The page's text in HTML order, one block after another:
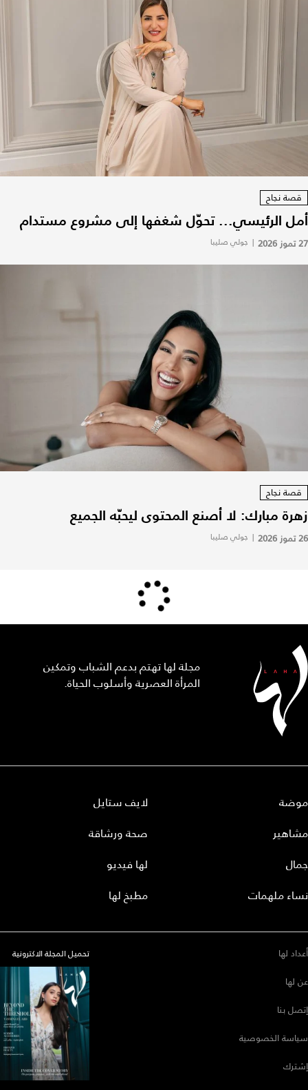
قصة نجاح
أمل الرئيسي... تحوّل شغفها إلى مشروع مستدام
27 تموز 2026 | جولي صليبا
قصة نجاح
زهرة مبارك: لا أصنع المحتوى ليحبّه الجميع
26 تموز 2026 | جولي صليبا
مجلة لها تهتم بدعم الشباب وتمكين
المرأة العصرية وأسلوب الحياة.
موضة
مشاهير
جمال
نساء ملهمات
لايف ستايل
صحة ورشاقة
لها فيديو
مطبخ لها
أعداد لها
عن لها
إتصل بنا
سياسة الخصوصية
إشترك
تحميل المجلة الاكترونية